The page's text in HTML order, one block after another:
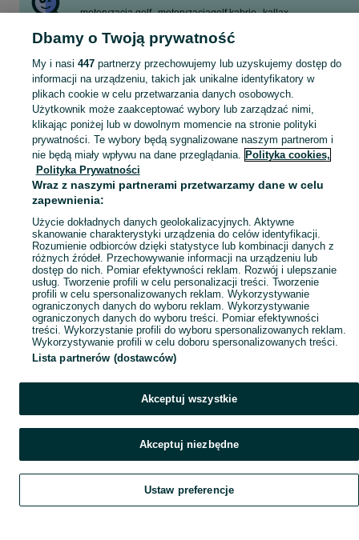
motoryzacja golf motoryzacjagolf kabrio kallax
dunlop 205 55 16
zegar wiszący kanapa rozkładana
kostka brama wjazd
Skorzystaj z największego serwisu ogłoszeniowego - Konarzewo i okolice! Kupuj to, czego pragniesz i sprzedawaj to, czego już nie potrzebujesz!
Mapa kategorii
Mapa miejscowości
Mapa ministron
Popularne wyszukiwania
Szukaj Obserwujesz Dodaj Czat Konto
Dbamy o Twoją prywatność
My i nasi 447partnerzy przechowujemy lub uzyskujemy dostęp do
informacji na urządzeniu, takich jak unikalne identyfikatory w
plikach cookie w celu przetwarzania danych osobowych.
Użytkownik może zaakceptować wybory lub zarządzać nimi,
klikając poniżej lub w dowolnym momencie na stronie polityki
prywatności. Te wybory będą sygnalizowane naszym partnerom i
nie będą miały wpływu na dane przeglądania. Polityka cookies,
Polityka Prywatności
Wraz z naszymi partnerami przetwarzamy dane w celu
zapewnienia:
Użycie dokładnych danych geolokalizacyjnych. Aktywne
skanowanie charakterystyki urządzenia do celów identyfikacji.
Rozumienie odbiorców dzięki statystyce lub kombinacji danych z
różnych źródeł. Przechowywanie informacji na urządzeniu lub
dostęp do nich. Pomiar efektywności reklam. Rozwój i ulepszanie
usług. Tworzenie profili w celu personalizacji treści. Tworzenie
profili w celu spersonalizowanych reklam. Wykorzystywanie
ograniczonych danych do wyboru reklam. Wykorzystywanie
ograniczonych danych do wyboru treści. Pomiar efektywności
treści. Wykorzystanie profili do wyboru spersonalizowanych reklam.
Wykorzystywanie profili w celu doboru spersonalizowanych treści.
Lista partnerów (dostawców)
Akceptuj wszystkie
Akceptuj niezbędne
Ustaw preferencje